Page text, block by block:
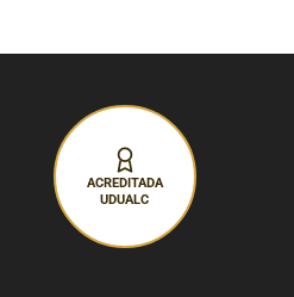
ACREDITADA
UDUALC